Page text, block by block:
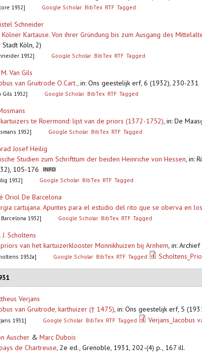
1932] Google Scholar BibTex RTF Tagged
Schneider
Kölner Kartause. Von ihrer Gründung bis zum Ausgang des
Köln, 2)
1932] Google Scholar BibTex RTF Tagged
M. Van Gils
van Gruitrode O.Cart., in: Ons geestelijk erf, 6 (1932), 230-231
Gils 1932] Google Scholar BibTex RTF Tagged
te Roermond: lijst van de priors (1372-1752), in: De
1932] Google Scholar BibTex RTF Tagged
Josef Heilig
Studien zum Schrifttum der beiden Heinriche von Hessen, in:
105-176
1932] Google Scholar BibTex RTF Tagged
Oriol De Barcelona
cartujana. Apuntes para el estudio del rito que se oberva en
1932] Google Scholar BibTex RTF Tagged
J. Scholtens
van het kartuizerklooster Monnikhuizen bij Arnhem, in:
1932a] Google Scholar BibTex RTF Tagged
Verjans
van Gruitrode, karthuizer († 1475), in: Ons geestelijk erf, 5
1931] Google Scholar BibTex RTF Tagged Verjans_Jacobus
Auscher & Marc Dubois
de Chartreuse, 2e ed., Grenoble, 1931, 202-(4) p., 167 ill.